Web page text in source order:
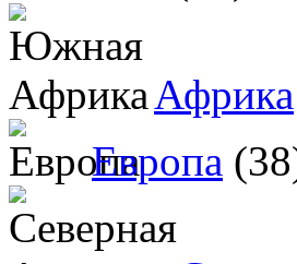
Африка
Европа